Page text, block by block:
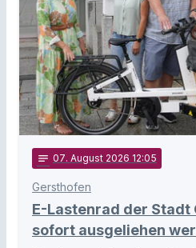
notes 07. August 2026 12:05
Gersthofen
E-Lastenrad der Stadt
sofort ausgeliehen